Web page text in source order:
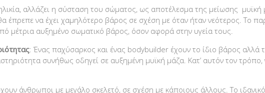
αλλάζει η σύσταση του σώματος, ως αποτέλεσμα της μείωσης
έπρεπε να έχει χαμηλότερο βάρος σε σχέση με όταν ήταν νεότερος. Το
μέτρια αυξημένο σωματικό βάρος, όσον αφορά στην υγεία τους.
: Ένας παχύσαρκος και ένας bodybuilder έχουν το ίδιο βάρος αλλά
συνήθως οδηγεί σε αυξημένη μυϊκή μάζα. Κατ’ αυτόν τον
άνθρωποι με μεγάλο σκελετό, σε σχέση με κάποιους άλλους. Το